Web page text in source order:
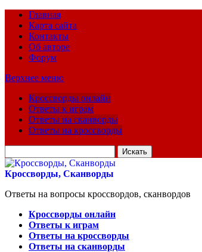
Главная
Карта сайта
Контакты
Об авторе
Форум
Верхнее меню
Кроссворды онлайн
Ответы к играм
Ответы на сканворды
Ответы на кроссворды
для:
Кроссворды, Сканворды
Ответы на вопросы кроссвордов, сканвордов
Кроссворды онлайн
Ответы к играм
Ответы на кроссворды
Ответы на сканворды